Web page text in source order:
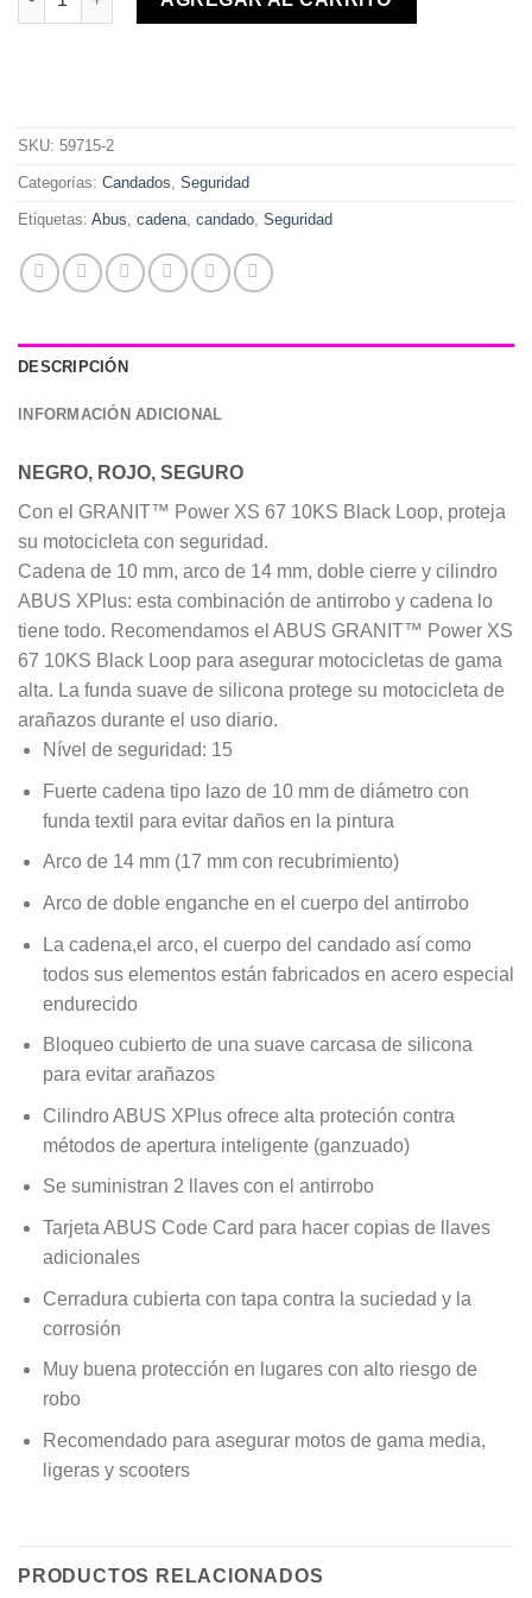
SKU: 59715-2
Categorías: Candados, Seguridad
Etiquetas: Abus, cadena, candado, Seguridad
DESCRIPCIÓN
INFORMACIÓN ADICIONAL
NEGRO, ROJO, SEGURO
Con el GRANIT™ Power XS 67 10KS Black Loop, proteja
su motocicleta con seguridad.
Cadena de 10 mm, arco de 14 mm, doble cierre y cilindro
ABUS XPlus: esta combinación de antirrobo y cadena lo
tiene todo. Recomendamos el ABUS GRANIT™ Power XS
67 10KS Black Loop para asegurar motocicletas de gama
alta. La funda suave de silicona protege su motocicleta de
arañazos durante el uso diario.
Nível de seguridad: 15
Fuerte cadena tipo lazo de 10 mm de diámetro con
funda textil para evitar daños en la pintura
Arco de 14 mm (17 mm con recubrimiento)
Arco de doble enganche en el cuerpo del antirrobo
La cadena,el arco, el cuerpo del candado así como
todos sus elementos están fabricados en acero especial
endurecido
Bloqueo cubierto de una suave carcasa de silicona
para evitar arañazos
Cilindro ABUS XPlus ofrece alta proteción contra
métodos de apertura inteligente (ganzuado)
Se suministran 2 llaves con el antirrobo
Tarjeta ABUS Code Card para hacer copias de llaves
adicionales
Cerradura cubierta con tapa contra la suciedad y la
corrosión
Muy buena protección en lugares con alto riesgo de
robo
Recomendado para asegurar motos de gama media,
ligeras y scooters
PRODUCTOS RELACIONADOS